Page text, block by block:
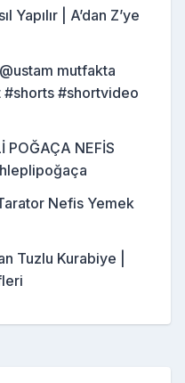
Yapılır | A’dan Z’ye
mutfakta
#shortvideo
POĞAÇA NEFİS
Nefis Yemek
Tuzlu Kurabiye |